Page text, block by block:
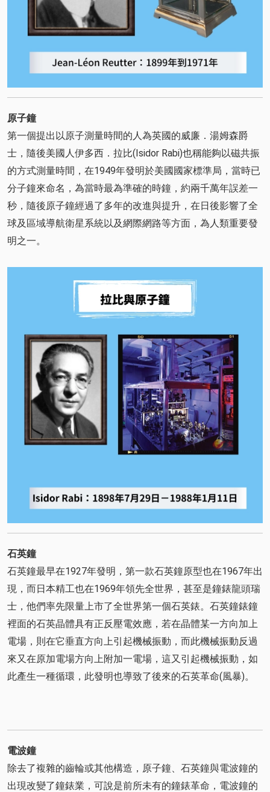
原子鐘
第一個提出以原子測量時間的人為英國的威廉．湯姆森爵
士，隨後美國人伊多西．拉比(Isidor Rabi)也稱能夠以磁共振
的方式測量時間，在1949年發明於美國國家標準局，當時已
分子鐘來命名，為當時最為準確的時鐘，約兩千萬年誤差一
秒，隨後原子鐘經過了多年的改進與提升，在日後影響了全
球及區域導航衛星系統以及網際網路等方面，為人類重要發
明之一。
石英鐘
石英鐘最早在1927年發明，第一款石英鐘原型也在1967年出
現，而日本精工也在1969年領先全世界，甚至是鐘錶龍頭瑞
士，他們率先限量上市了全世界第一個石英錶。石英鐘錶鐘
裡面的石英晶體具有正反壓電效應，若在晶體某一方向加上
電場，則在它垂直方向上引起機械振動，而此機械振動反過
來又在原加電場方向上附加一電場，這又引起機械振動，如
此產生一種循環，此發明也導致了後來的石英革命(風暴)。
電波鐘
除去了複雜的齒輪或其他構造，原子鐘、石英鐘與電波鐘的
出現改變了鐘錶業，可說是前所未有的鐘錶革命，電波鐘的